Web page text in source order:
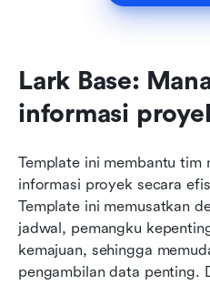
Lark Base:
informasi
Template ini membantu tim
informasi proyek secara
Template ini memusatkan
jadwal, pemangku
kemajuan, sehingga
pengambilan data penting.